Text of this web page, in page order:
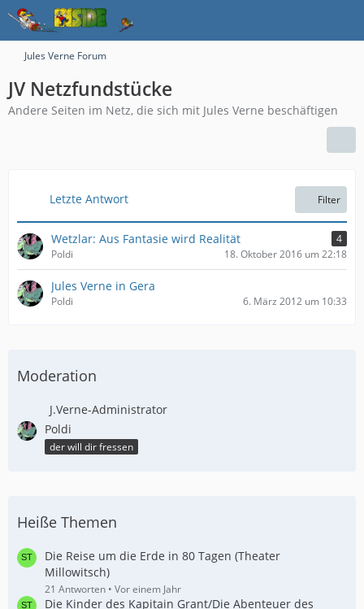
Jules Verne Forum
JV Netzfundstücke
Andere Seiten im Netz, die sich mit Jules Verne beschäftigen
Letzte Antwort Filter
Wetzlar: Aus Fantasie wird Realität
4
Poldi
18. Oktober 2016 um 22:18
Jules Verne in Gera
Poldi 6. März 2012 um 10:33
Moderation
J.Verne-Administrator
Poldi
der will dir fressen
Heiße Themen
Die Reise um die Erde in 80 Tagen (Theater
Millowitsch)
21 Antworten Vor einem Jahr
Die Kinder des Kapitain Grant/Die Abenteuer des